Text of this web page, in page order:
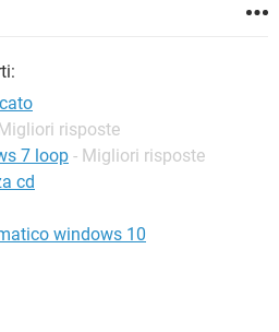
risposte
7 loop - Migliori risposte
cd
windows 10